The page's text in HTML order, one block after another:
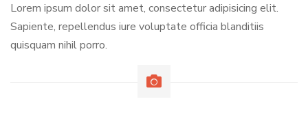
Lorem ipsum dolor sit amet, consectetur adipisicing elit.
Sapiente, repellendus iure voluptate officia blanditiis
quisquam nihil porro.